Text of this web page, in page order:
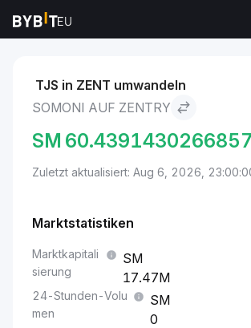
Märkte Zentry-Preis ZENT Somoni to
TJS in ZENT umwandeln
SOMONI AUF ZENTRY
SM
Zuletzt aktualisiert: Aug 6, 2026,
Marktstatistiken
Marktkapitali
sierung
17.47M
24-Stunden-Volu
men
0